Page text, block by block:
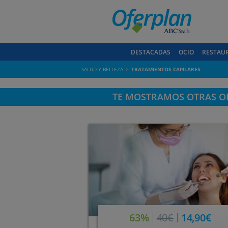
DESTACADAS OCIO
SALUD Y BELLEZA TRATAMIENTOS CAPILARES
TE MOSTRAMOS OTRAS
63% 40€ 14,90€